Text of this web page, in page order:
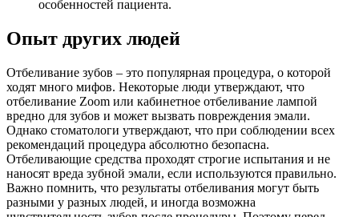
особенностей пациента.
Опыт других людей
Отбеливание зубов – это популярная процедура, о которой
ходят много мифов. Некоторые люди утверждают, что
отбеливание Zoom или кабинетное отбеливание лампой
вредно для зубов и может вызвать повреждения эмали.
Однако стоматологи утверждают, что при соблюдении всех
рекомендаций процедура абсолютно безопасна.
Отбеливающие средства проходят строгие испытания и не
наносят вреда зубной эмали, если используются правильно.
Важно помнить, что результаты отбеливания могут быть
разными у разных людей, и иногда возможна